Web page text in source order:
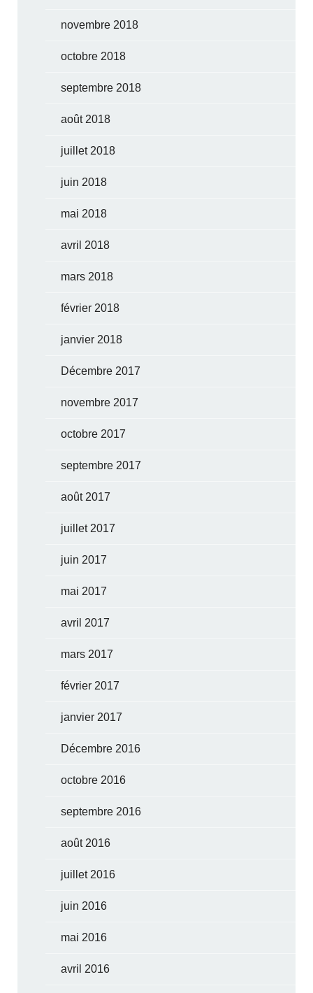
novembre 2018
octobre 2018
septembre 2018
août 2018
juillet 2018
juin 2018
mai 2018
avril 2018
mars 2018
février 2018
janvier 2018
Décembre 2017
novembre 2017
octobre 2017
septembre 2017
août 2017
juillet 2017
juin 2017
mai 2017
avril 2017
mars 2017
février 2017
janvier 2017
Décembre 2016
octobre 2016
septembre 2016
août 2016
juillet 2016
juin 2016
mai 2016
avril 2016